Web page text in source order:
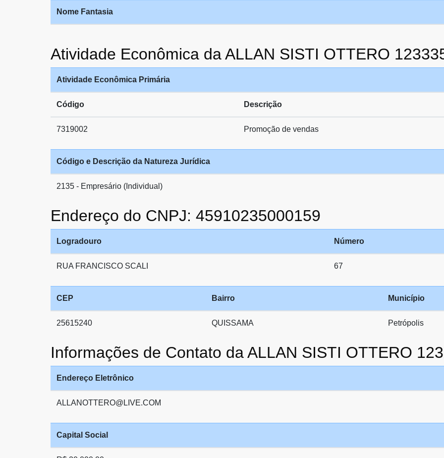
Nome Fantasia
Atividade Econômica da ALLAN SISTI OTTERO
Atividade Econômica Primária
Código Descrição
7319002 Promoção de vendas
Código e Descrição da Natureza Jurídica
2135 - Empresário (Individual)
Endereço do CNPJ: 45910235000159
Logradouro Número
RUA FRANCISCO SCALI 67
CEP Bairro Município
25615240 QUISSAMA Petrópolis
Informações de Contato da ALLAN SISTI OTTERO
Endereço Eletrônico
ALLANOTTERO@LIVE.COM
Capital Social